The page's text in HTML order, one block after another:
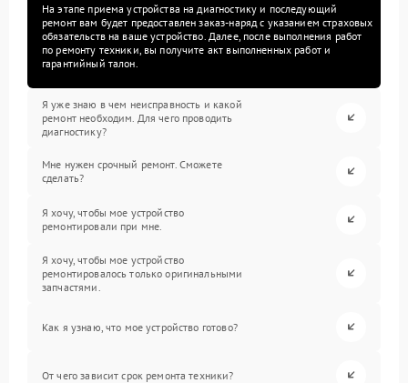
На этапе приема устройства на диагностику и последующий
ремонт вам будет предоставлен заказ-наряд с указанием страховых
обязательств на ваше устройство. Далее, после выполнения работ
по ремонту техники, вы получите акт выполненных работ и
гарантийный талон.
Я уже знаю в чем неисправность и какой
ремонт необходим. Для чего проводить
диагностику?
Мне нужен срочный ремонт. Сможете
сделать?
Я хочу, чтобы мое устройство
ремонтировали при мне.
Я хочу, чтобы мое устройство
ремонтировалось только оригинальными
запчастями.
Как я узнаю, что мое устройство готово?
От чего зависит срок ремонта техники?